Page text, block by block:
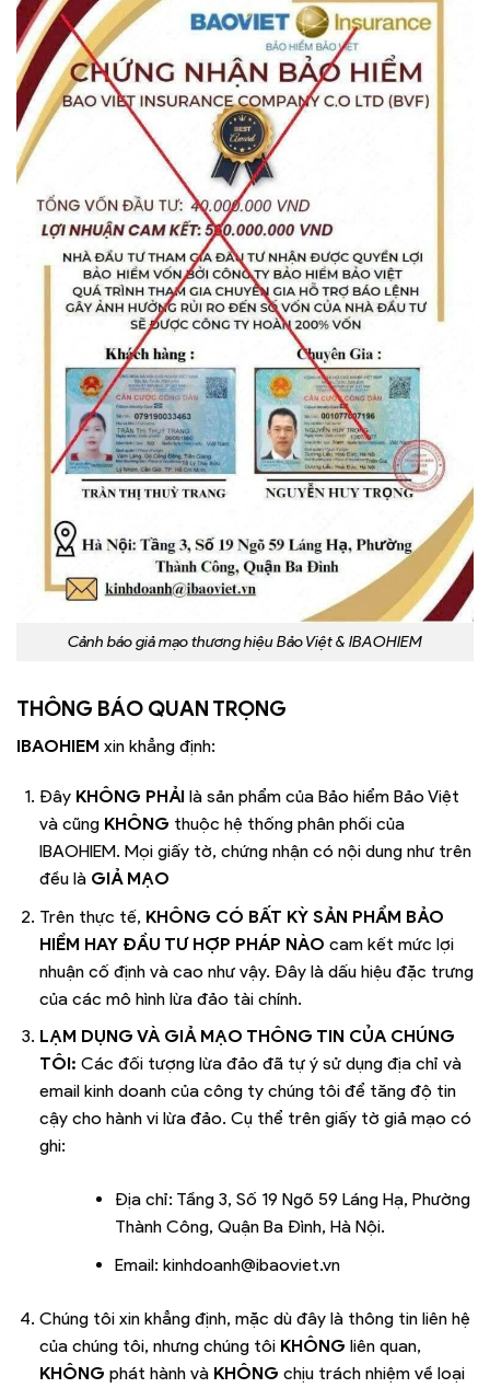
Cảnh báo giả mạo thương hiệu Bảo Việt & IBAOHIEM
THÔNG BÁO QUAN TRỌNG
IBAOHIEM xin khẳng định:
Đây KHÔNG PHẢIlà sản phẩm của Bảo hiểm Bảo Việt
và cũng KHÔNG thuộc hệ thống phân phối của
IBAOHIEM. Mọi giấy tờ, chứng nhận có nội dung như trên
đều là GIẢ MẠO
Trên thực tế, KHÔNG CÓ BẤT KỲ SẢN PHẨM BẢO
HIỂM HAY ĐẦU TƯ HỢP PHÁP NÀO cam kết mức lợi
nhuận cố định và cao như vậy. Đây là dấu hiệu đặc trưng
của các mô hình lừa đảo tài chính.
LẠM DỤNG VÀ GIẢ MẠO THÔNG TIN CỦA CHÚNG
TÔI: Các đối tượng lừa đảo đã tự ý sử dụng địa chỉ và
email kinh doanh của công ty chúng tôi để tăng độ tin
cậy cho hành vi lừa đảo. Cụ thể trên giấy tờ giả mạo có
ghi:
Địa chỉ: Tầng 3, Số 19 Ngõ 59 Láng Hạ, Phường
Thành Công, Quận Ba Đình, Hà Nội.
Email: kinhdoanh@ibaoviet.vn
Chúng tôi xin khẳng định, mặc dù đây là thông tin liên hệ
của chúng tôi, nhưng chúng tôi KHÔNG liên quan,
KHÔNG phát hành và KHÔNG chịu trách nhiệm về loại